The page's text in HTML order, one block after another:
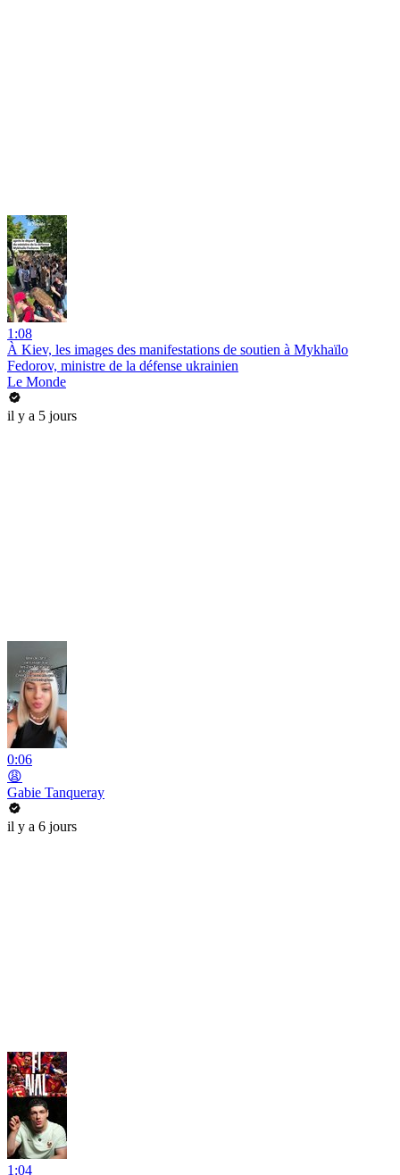
1:08
À Kiev, les images des manifestations de soutien à Mykhaïlo
Fedorov, ministre de la défense ukrainien
Le Monde
il y a 5 jours
0:06
😩
Gabie Tanqueray
il y a 6 jours
1:04